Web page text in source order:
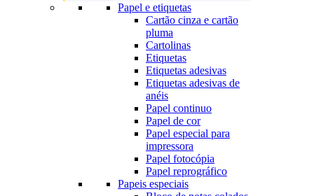
Papel e etiquetas
Cartão cinza e cartão
pluma
Cartolinas
Etiquetas
Etiquetas adesivas
Etiquetas adesivas de
anéis
Papel continuo
Papel de cor
Papel especial para
impressora
Papel fotocópia
Papel reprográfico
Papeis especiais